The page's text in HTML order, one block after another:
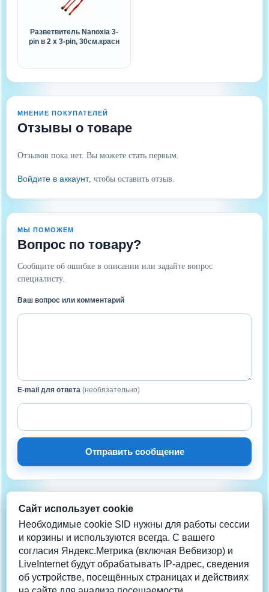
Разветвитель Nanoxia 3-
pin в 2 х 3-pin, 30см.красн
МНЕНИЕ ПОКУПАТЕЛЕЙ
Отзывы о товаре
Отзывов пока нет. Вы можете стать первым.
Войдите в аккаунт, чтобы оставить отзыв.
МЫ ПОМОЖЕМ
Вопрос по товару?
Сообщите об ошибке в описании или задайте вопрос
специалисту.
Ваш вопрос или комментарий
E-mail для ответа (необязательно)
Отправить сообщение
НА СВЯЗИ
Нужна помощь?
Телеграм
info@coolera.ru
+7 962-942-2013
Сайт использует cookie
Необходимые cookie SID нужны для работы сессии
и корзины и используются всегда. С вашего
согласия Яндекс.Метрика (включая Вебвизор) и
LiveInternet будут обрабатывать IP-адрес, сведения
об устройстве, посещённых страницах и действиях